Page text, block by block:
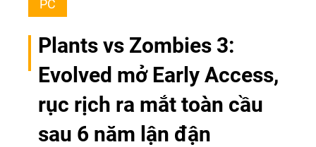
PC
Plants vs Zombies 3:
Evolved mở Early Access,
rục rịch ra mắt toàn cầu
sau 6 năm lận đận